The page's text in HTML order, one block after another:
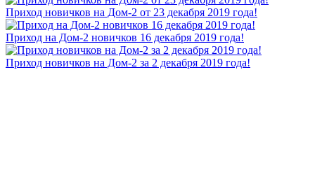
Приход новичков на Дом-2 от 23 декабря 2019 года!
Приход на Дом-2 новичков 16 декабря 2019 года!
Приход новичков на Дом-2 за 2 декабря 2019 года!